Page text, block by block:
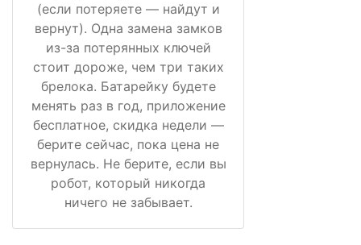
(если потеряете — найдут и
вернут). Одна замена замков
из-за потерянных ключей
стоит дороже, чем три таких
брелока. Батарейку будете
менять раз в год, приложение
бесплатное, скидка недели —
берите сейчас, пока цена не
вернулась. Не берите, если вы
робот, который никогда
ничего не забывает.